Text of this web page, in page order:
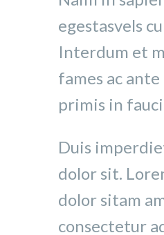
egestasvels
Interdum et
fames ac
primis in
Duis
dolor sit.
dolor sitam
consectetur